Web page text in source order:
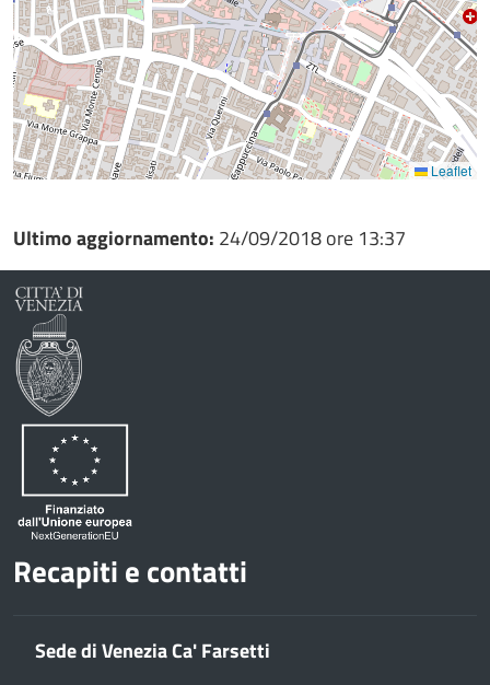
Leaflet
Ultimo aggiornamento: 24/09/2018 ore 13:37
Recapiti e contatti
Sede di Venezia Ca' Farsetti